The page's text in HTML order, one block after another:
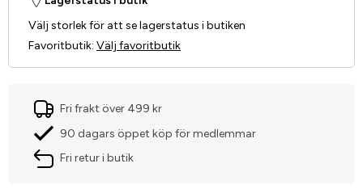
Välj storlek för att se lagerstatus i butiken
Favoritbutik: Välj favoritbutik
Fri frakt över 499 kr
90 dagars öppet köp för medlemmar
Fri retur i butik